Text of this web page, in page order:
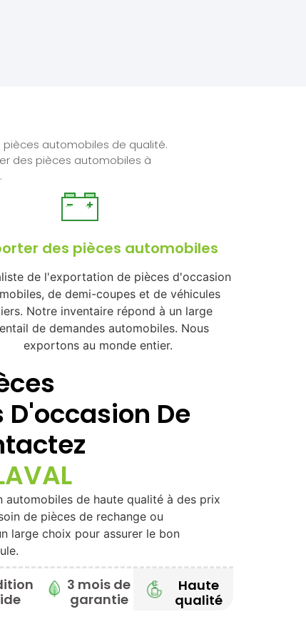
automobiles de qualité.
des pièces automobiles à
des pièces automobiles
de l'exportation de pièces d'occasion
de demi-coupes et de véhicules
Notre inventaire répond à un large
de demandes automobiles. Nous
exportons au monde entier.
De
automobiles de haute qualité à des prix
de pièces de rechange ou
large choix pour assurer le bon
3 mois de
garantie
Haute
qualité